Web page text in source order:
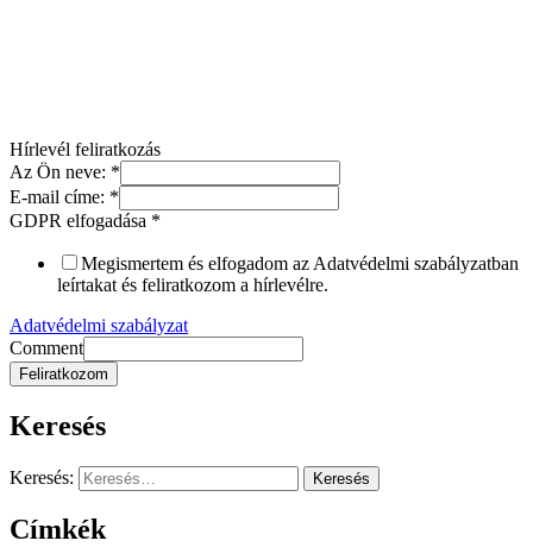
Hírlevél feliratkozás
Az Ön neve: *
E-mail címe: *
GDPR elfogadása *
Megismertem és elfogadom az Adatvédelmi szabályzatban
leírtakat és feliratkozom a hírlevélre.
Adatvédelmi szabályzat
Comment
Feliratkozom
Keresés
Keresés:
Címkék